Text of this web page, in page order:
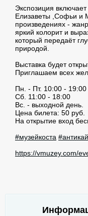
Экспозиция
Елизаветы ,Софьи и
произведениях -
яркий колорит и
который передаёт
природой.
Выставка будет
Приглашаем всех
Пн. - Пт. 10:00 - 19:00
Сб. 11:00 - 18:00
Вс. - выходной день.
Цена билета: 50 руб.
На открытие вход
#музейкоста
https://vmuzey.com/